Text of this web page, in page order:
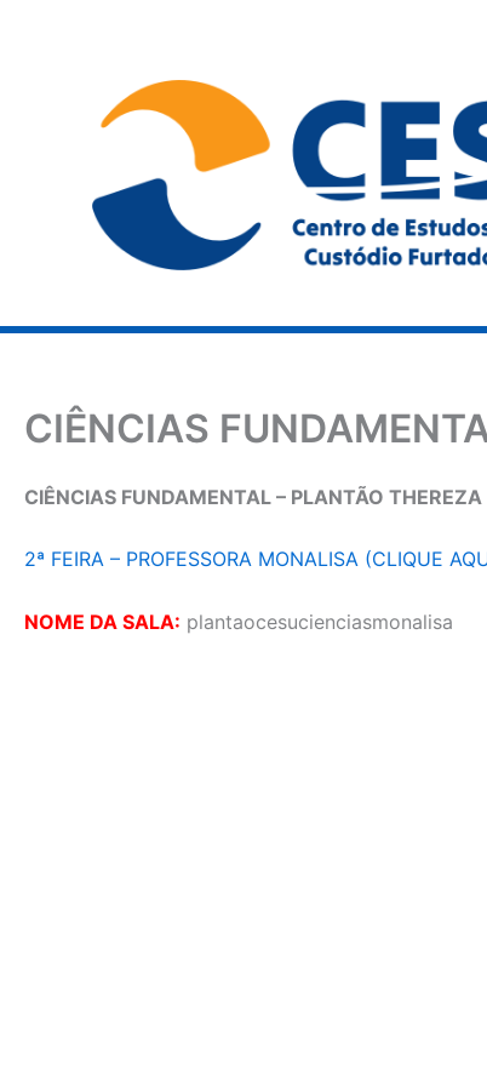
CIÊNCIAS
CIÊNCIAS FUNDAMENTAL – PLANTÃO
2ª FEIRA – PROFESSORA MONALISA (CLIQUE
NOME DA SALA: plantaocesucienciasmonalisa